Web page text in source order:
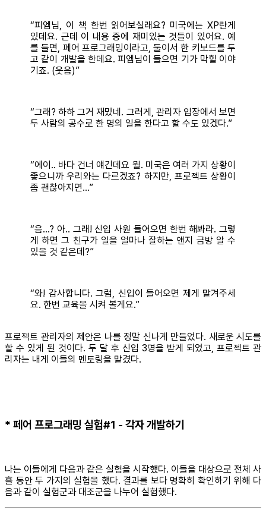
“피엠님, 이 책 한번 읽어보실래요? 미국에는 XP란게
있데요. 근데 이 내용 중에 재미있는 것들이 있어요. 예
를 들면, 페어 프로그래밍이라고, 둘이서 한 키보드를 두
고 같이 개발을 한데요. 피엠님이 들으면 기가 막힐 이야
기죠. (웃음)”
“그래? 하하 그거 재밌네. 그러게, 관리자 입장에서 보면
두 사람의 공수로 한 명의 일을 한다고 할 수도 있겠다.”
“에이.. 바다 건너 얘긴데요 뭘. 미국은 여러 가지 상황이
좋으니까 우리와는 다르겠죠? 하지만, 프로젝트 상황이
좀 괜찮아지면...”
“음…? 아.. 그래! 신입 사원 들어오면 한번 해봐라. 그렇
게 하면 그 친구가 일을 얼마나 잘하는 앤지 금방 알 수
있을 것 같은데?”
“와! 감사합니다. 그럼, 신입이 들어오면 제게 맡겨주세
요. 한번 교육을 시켜 볼게요.”
프로젝트 관리자의 제안은 나를 정말 신나게 만들었다. 새로운 시도를
할 수 있게 된 것이다. 두 달 후 신입 3명을 받게 되었고, 프로젝트 관
리자는 내게 이들의 멘토링을 맡겼다.
* 페어 프로그래밍 실험#1 - 각자 개발하기
나는 이들에게 다음과 같은 실험을 시작했다. 이들을 대상으로 전체 사
흘 동안 두 가지의 실험을 했다. 결과를 보다 명확히 확인하기 위해 다
음과 같이 실험군과 대조군을 나누어 실험했다.